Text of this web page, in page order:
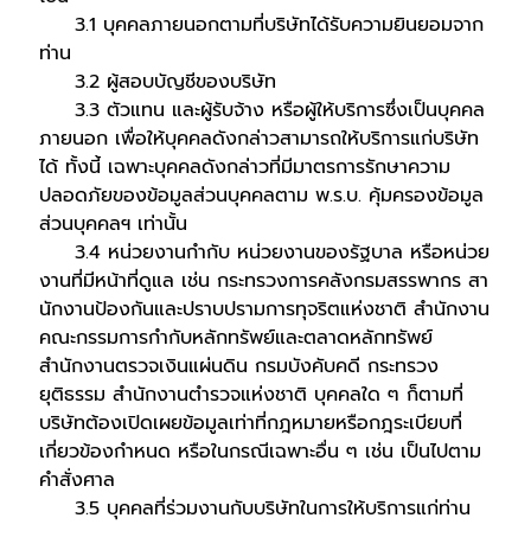
3.1 บุคคลภายนอกตามที่บริษัทได้รับความยินยอมจาก
ท่าน
3.2 ผู้สอบบัญชีของบริษัท
3.3 ตัวแทน และผู้รับจ้าง หรือผู้ให้บริการซึ่งเป็นบุคคล
ภายนอก เพื่อให้บุคคลดังกล่าวสามารถให้บริการแก่บริษัท
ได้ ทั้งนี้ เฉพาะบุคคลดังกล่าวที่มีมาตรการรักษาความ
ปลอดภัยของข้อมูลส่วนบุคคลตาม พ.ร.บ. คุ้มครองข้อมูล
ส่วนบุคคลฯ เท่านั้น
3.4 หน่วยงานกำกับ หน่วยงานของรัฐบาล หรือหน่วย
งานที่มีหน้าที่ดูแล เช่น กระทรวงการคลังกรมสรรพากร สา
นักงานป้องกันและปราบปรามการทุจริตแห่งชาติ สำนักงาน
คณะกรรมการกำกับหลักทรัพย์และตลาดหลักทรัพย์
สำนักงานตรวจเงินแผ่นดิน กรมบังคับคดี กระทรวง
ยุติธรรม สำนักงานตำรวจแห่งชาติ บุคคลใด ๆ ก็ตามที่
บริษัทต้องเปิดเผยข้อมูลเท่าที่กฎหมายหรือกฎระเบียบที่
เกี่ยวข้องกำหนด หรือในกรณีเฉพาะอื่น ๆ เช่น เป็นไปตาม
คำสั่งศาล
3.5 บุคคลที่ร่วมงานกับบริษัทในการให้บริการแก่ท่าน